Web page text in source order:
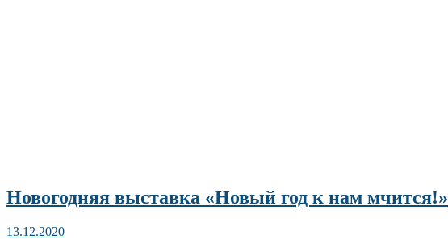
Новогодняя выставка «Новый год к нам мчится!»
13.12.2020